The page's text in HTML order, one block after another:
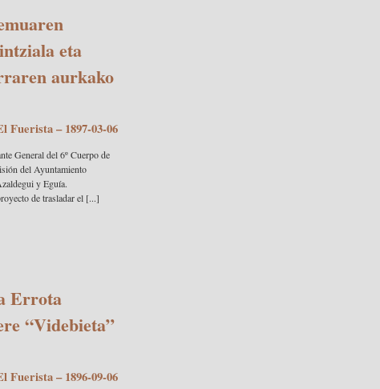
eta
aurkako
Fuerista– 1897-03-06
General del 6º Cuerpo de
del Ayuntamiento
y Eguía.
de trasladar el [...]
Errota
“Videbieta”
Fuerista– 1896-09-06